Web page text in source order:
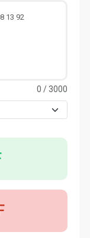
0 / 3000